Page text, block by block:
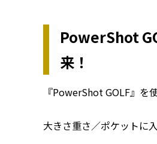
PowerShot
来！
『PowerShot GOLF』を
大きさ重さ／ポケットに